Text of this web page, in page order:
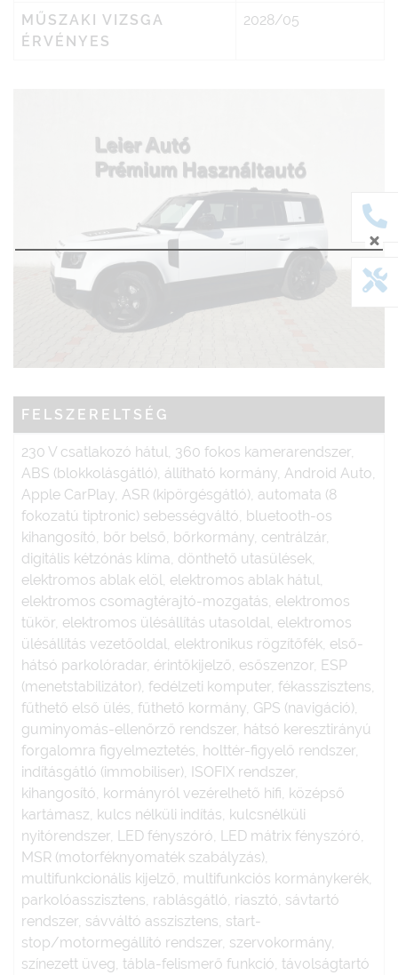
MŰSZAKI VIZSGA
ÉRVÉNYES
2028/05
FELSZERELTSÉG
230 V csatlakozó hátul, 360 fokos kamerarendszer,
ABS (blokkolásgátló), állítható kormány, Android Auto,
Apple CarPlay, ASR (kipörgésgátló), automata (8
fokozatú tiptronic) sebességváltó, bluetooth-os
kihangosító, bőr belső, bőrkormány, centrálzár,
digitális kétzónás klíma, dönthető utasülések,
elektromos ablak elöl, elektromos ablak hátul,
elektromos csomagtérajtó-mozgatás, elektromos
tükör, elektromos ülésállítás utasoldal, elektromos
ülésállítás vezetőoldal, elektronikus rögzítőfék, első-
hátsó parkolóradar, érintőkijelző, esőszenzor, ESP
(menetstabilizátor), fedélzeti komputer, fékasszisztens,
fűthető első ülés, fűthető kormány, GPS (navigáció),
guminyomás-ellenőrző rendszer, hátsó keresztirányú
forgalomra figyelmeztetés, holttér-figyelő rendszer,
indításgátló (immobiliser), ISOFIX rendszer,
kihangosító, kormányról vezérelhető hifi, középső
kartámasz, kulcs nélküli indítás, kulcsnélküli
nyitórendszer, LED fényszóró, LED mátrix fényszóró,
MSR (motorféknyomaték szabályzás),
multifunkcionális kijelző, multifunkciós kormánykerék,
parkolóasszisztens, rablásgátló, riasztó, sávtartó
rendszer, sávváltó asszisztens, start-
stop/motormegállító rendszer, szervokormány,
színezett üveg, tábla-felismerő funkció, távolságtartó